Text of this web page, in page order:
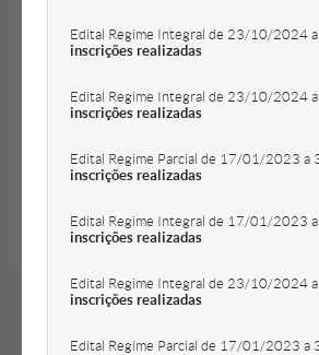
Edital Regime Integral de 23/10/2024
inscrições realizadas
Edital Regime Integral de 23/10/2024
inscrições realizadas
Edital Regime Parcial de 17/01/2023
inscrições realizadas
Edital Regime Integral de 17/01/2023
inscrições realizadas
Edital Regime Integral de 23/10/2024
inscrições realizadas
Edital Regime Parcial de 17/01/2023